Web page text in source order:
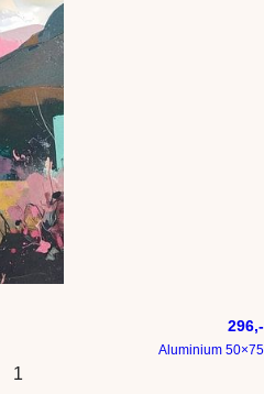
296,-
Aluminium 50×75
1